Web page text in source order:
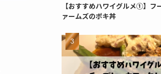
【おすすめハワイグルメ①】フ
ァームズのポキ丼